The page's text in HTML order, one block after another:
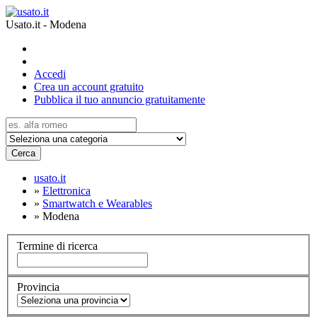
Usato.it - Modena
Accedi
Crea un account gratuito
Pubblica il tuo annuncio gratuitamente
Cerca
usato.it
» Elettronica
» Smartwatch e Wearables
» Modena
Termine di ricerca
Provincia